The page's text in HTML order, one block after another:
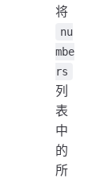
将
nu
mbe
rs
列
表
中
的
所